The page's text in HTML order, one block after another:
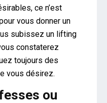
ce n’est
vous donner un
subissez un lifting
constaterez
toujours des
vous désirez.
ou